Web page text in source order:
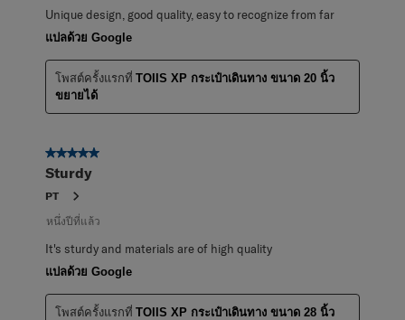
Unique design, good quality, easy to recognize from far
แปลด้วย Google
โพสต์ครั้งแรกที่ TOIIS XP กระเป๋าเดินทาง ขนาด 20 นิ้ว
ขยายได้
5 จาก 5 ดาว
Sturdy
PT
หนึ่งปีที่แล้ว
It's sturdy and materials are of high quality
แปลด้วย Google
โพสต์ครั้งแรกที่ TOIIS XP กระเป๋าเดินทาง ขนาด 28 นิ้ว